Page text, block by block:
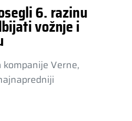
6. razinu
vožnje i
kompanije Verne,